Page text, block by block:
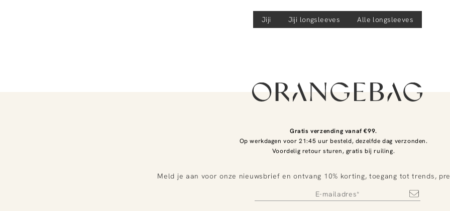
Jiji Jiji longsleeves Alle longsleeves
Gratis verzending vanaf €99.
Op werkdagen voor 21:45 uur besteld, dezelfde dag verzonden.
Voordelig retour sturen, gratis bij ruiling.
Meld je aan voor onze nieuwsbrief en ontvang 10% korting, toegang tot trends,